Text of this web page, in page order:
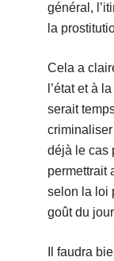
général,
la
Cela a
l’état et à
serait
criminaliser
déjà le cas
permettrait
selon la loi
goût du
Il faudra